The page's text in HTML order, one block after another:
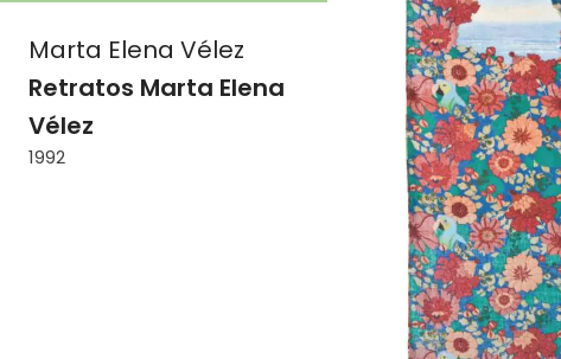
Marta Elena Vélez
Retratos Marta Elena
Vélez
1992